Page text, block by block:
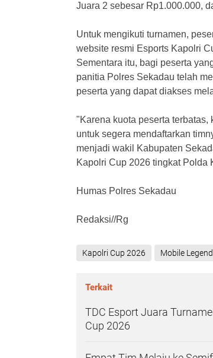
Juara 2 sebesar Rp1.000.000,
Untuk mengikuti turnamen,
website resmi Esports Kapolri
Sementara itu, bagi peserta
panitia Polres Sekadau telah
peserta yang dapat diakses
"Karena kuota peserta
untuk segera mendaftarkan
menjadi wakil Kabupaten
Kapolri Cup 2026 tingkat Polda
Humas Polres Sekadau
Redaksi//Rg
Kapolri Cup 2026 Mobile
Terkait
TDC Esport Juara
Cup 2026